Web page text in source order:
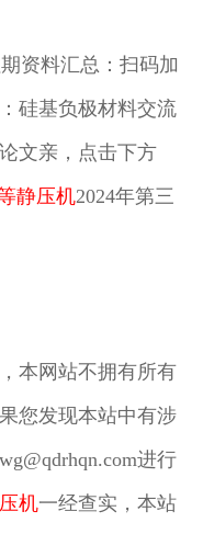
资料汇总：扫码加
硅基负极材料交流
文亲，点击下方
静压机2024年第三
本网站不拥有所有
您发现本站中有涉
进行
机一经查实，本站